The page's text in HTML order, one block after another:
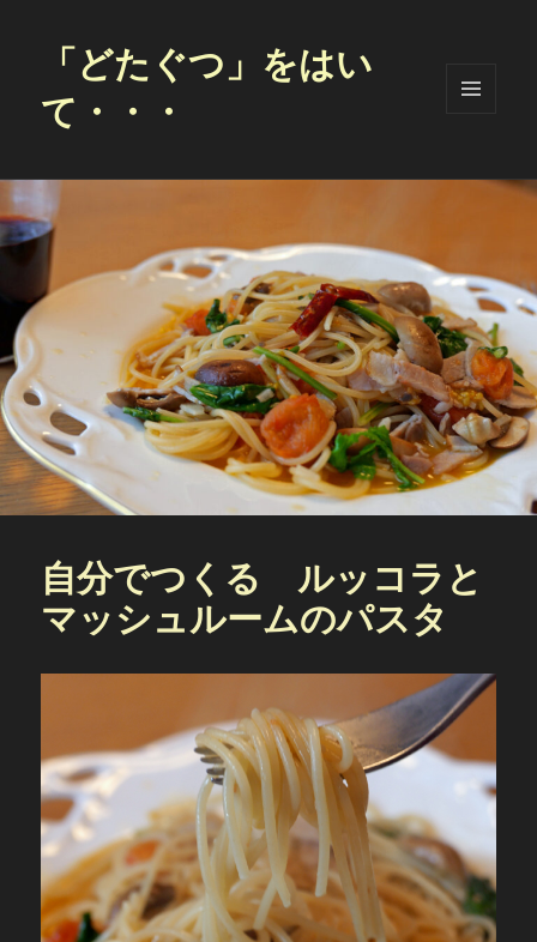
「どたぐつ」をはい
て・・・
ット
自分でつくる ルッコラと
マッシュルームのパスタ